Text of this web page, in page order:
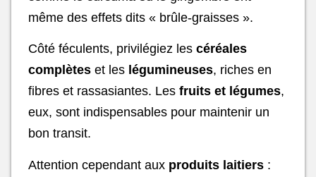
même des effets dits « brûle-graisses ».
Côté féculents, privilégiez les céréales
complètes et les légumineuses, riches en
fibres et rassasiantes. Les fruits et légumes,
eux, sont indispensables pour maintenir un
bon transit.
Attention cependant aux produits laitiers :